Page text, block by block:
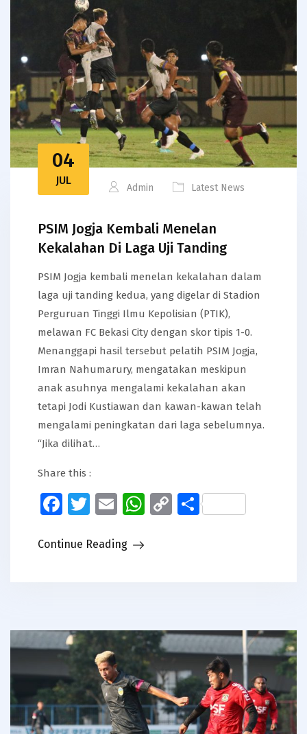
04
JUL
Admin Latest News
PSIM Jogja Kembali Menelan
Kekalahan Di Laga Uji Tanding
PSIM Jogja kembali menelan kekalahan dalam
laga uji tanding kedua, yang digelar di Stadion
Perguruan Tinggi Ilmu Kepolisian (PTIK),
melawan FC Bekasi City dengan skor tipis 1-0.
Menanggapi hasil tersebut pelatih PSIM Jogja,
Imran Nahumarury, mengatakan meskipun
anak asuhnya mengalami kekalahan akan
tetapi Jodi Kustiawan dan kawan-kawan telah
mengalami peningkatan dari laga sebelumnya.
“Jika dilihat…
Share this :
Facebook
Twitter
EmailWhatsApp
CopyShare
Continue Reading